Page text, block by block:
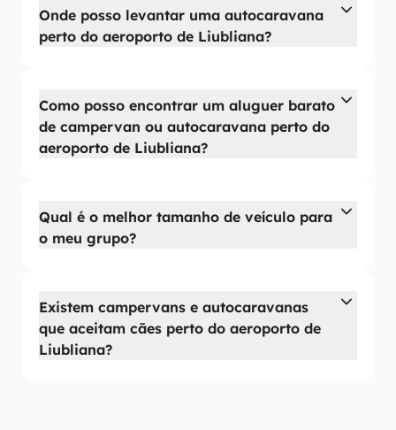
Onde posso levantar uma autocaravana
perto do aeroporto de Liubliana?
Como posso encontrar um aluguer barato
de campervan ou autocaravana perto do
aeroporto de Liubliana?
Qual é o melhor tamanho de veículo para
o meu grupo?
Existem campervans e autocaravanas
que aceitam cães perto do aeroporto de
Liubliana?